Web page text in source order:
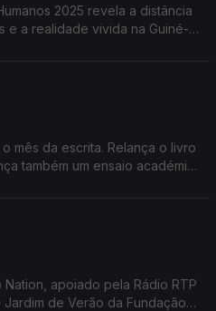
2025 revela a distância
e a realidade vivida na Guiné-
mês da escrita. Relança o livro
apoiado pela Rádio RTP
de Verão da Fundação